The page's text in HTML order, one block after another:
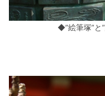
◆”絵筆塚”と